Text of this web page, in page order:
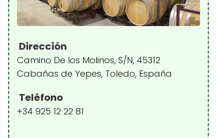
Dirección
Camino De los Molinos, S/N, 45312
Cabañas de Yepes, Toledo, España
Teléfono
+34 925 12 22 81